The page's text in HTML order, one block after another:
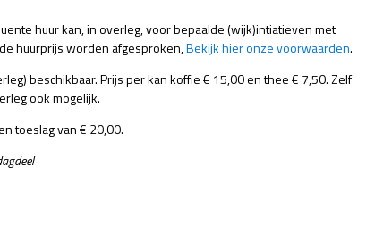
huur kan, in overleg, voor bepaalde (wijk)intiatieven met
huurprijs worden afgesproken,Bekijk hier onze voorwaarden.
beschikbaar. Prijs per kan koffie € 15,00 en thee € 7,50. Zelf
ook mogelijk.
toeslag van € 20,00.